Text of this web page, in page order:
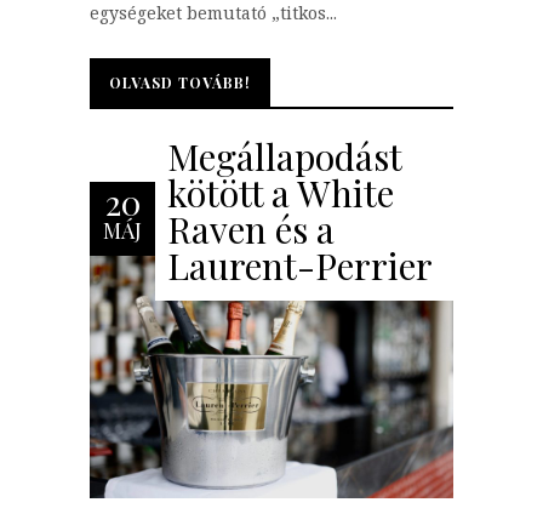
egységeket bemutató „titkos...
OLVASD TOVÁBB!
OLVASD TOVÁBB!
20
MÁJ
Megállapodást
kötött a White
Raven és a
Laurent-Perrier